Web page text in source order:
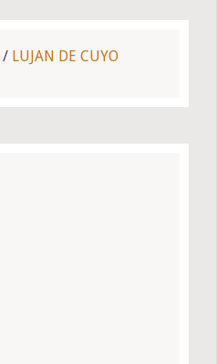
/ LUJAN DE CUYO